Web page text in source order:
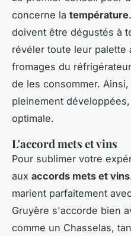
concerne la température
doivent être dégustés à
révéler toute leur palette
fromages du
de les consommer.
pleinement
optimale.
L'accord mets et vins
Pour sublimer votre
aux accords mets et vins
marient parfaitement
Gruyère s'accorde bien
comme un Chasselas,